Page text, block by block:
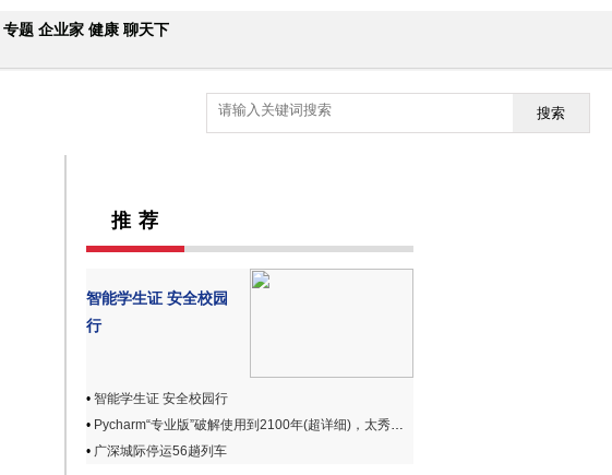
专题 企业家 健康 聊天下
搜索
推 荐
智能学生证 安全校园
行
• 智能学生证 安全校园行
• Pycharm“专业版”破解使用到2100年(超详细)，太秀、太赞、太好用！
• 广深城际停运56趟列车